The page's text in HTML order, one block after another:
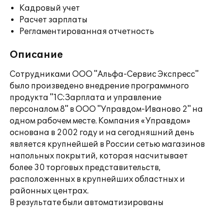
Кадровый учет
Расчет зарплаты
Регламентированная отчетность
Описание
Сотрудниками ООО "Альфа-Сервис Экспресс"
было произведено внедрение программного
продукта "1С:Зарплата и управление
персоналом 8" в ООО "Управдом-Иваново 2" на
одном рабочем месте. Компания «Управдом»
основана в 2002 году и на сегодняшний день
является крупнейшей в России сетью магазинов
напольных покрытий, которая насчитывает
более 30 торговых представительств,
расположенных в крупнейших областных и
районных центрах.
В результате были автоматизированы